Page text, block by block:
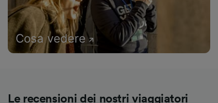
Cosa vedere
Le recensioni dei nostri viaggiatori